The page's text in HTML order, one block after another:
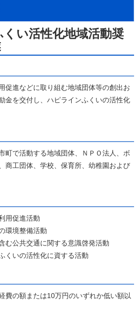
い活性化地域活動奨
促進などに取り組む地域団体等の創出お
金を交付し、ハピラインふくいの活性化
町で活動する地域団体、ＮＰＯ法人、ボ
商工団体、学校、保育所、幼稚園および
用促進活動
環境整備活動
む公共交通に関する意識啓発活動
くいの活性化に資する活動
費の額または10万円のいずれか低い額以